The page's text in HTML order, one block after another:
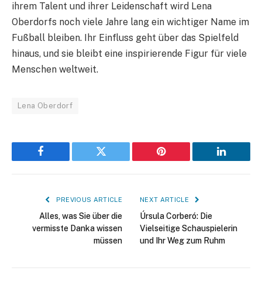
ihrem Talent und ihrer Leidenschaft wird Lena
Oberdorfs noch viele Jahre lang ein wichtiger Name im
Fußball bleiben. Ihr Einfluss geht über das Spielfeld
hinaus, und sie bleibt eine inspirierende Figur für viele
Menschen weltweit.
Lena Oberdorf
Facebook Twitter Pinterest LinkedIn
PREVIOUS ARTICLE
Alles, was Sie über die
vermisste Danka wissen
müssen
NEXT ARTICLE
Úrsula Corberó: Die
Vielseitige Schauspielerin
und Ihr Weg zum Ruhm